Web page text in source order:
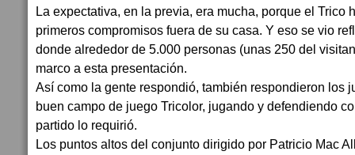
La expectativa, en la previa, era mucha, porque el Trico
primeros compromisos fuera de su casa. Y eso se vio
donde alrededor de 5.000 personas (unas 250 del
marco a esta presentación.
Así como la gente respondió, también respondieron los
buen campo de juego Tricolor, jugando y defendiendo
partido lo requirió.
Los puntos altos del conjunto dirigido por Patricio Mac